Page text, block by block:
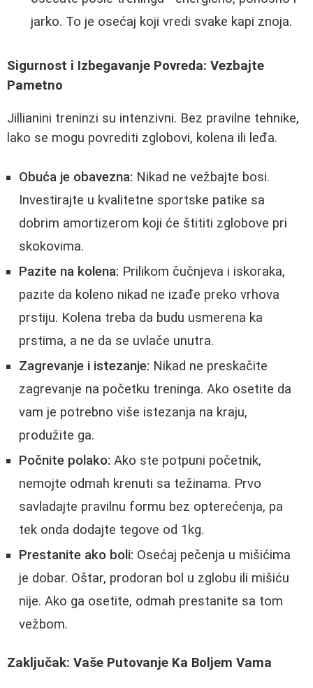
jarko. To je osećaj koji vredi svake kapi znoja.
Sigurnost i Izbegavanje Povreda: Vezbajte
Pametno
Jillianini treninzi su intenzivni. Bez pravilne tehnike,
lako se mogu povrediti zglobovi, kolena ili leđa.
Obuća je obavezna: Nikad ne vežbajte bosi.
Investirajte u kvalitetne sportske patike sa
dobrim amortizerom koji će štititi zglobove pri
skokovima.
Pazite na kolena: Prilikom čučnjeva i iskoraka,
pazite da koleno nikad ne izađe preko vrhova
prstiju. Kolena treba da budu usmerena ka
prstima, a ne da se uvlače unutra.
Zagrevanje i istezanje: Nikad ne preskačite
zagrevanje na početku treninga. Ako osetite da
vam je potrebno više istezanja na kraju,
produžite ga.
Počnite polako: Ako ste potpuni početnik,
nemojte odmah krenuti sa težinama. Prvo
savladajte pravilnu formu bez opterećenja, pa
tek onda dodajte tegove od 1kg.
Prestanite ako boli: Osećaj pečenja u mišićima
je dobar. Oštar, prodoran bol u zglobu ili mišiću
nije. Ako ga osetite, odmah prestanite sa tom
vežbom.
Zaključak: Vaše Putovanje Ka Boljem Vama